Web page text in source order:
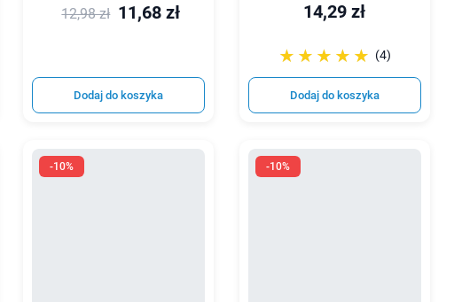
12,98 zł 11,68 zł
Dodaj do koszyka
14,29 zł
☆☆☆☆☆
★★★★★ (4)
Dodaj do koszyka
-10% -10%